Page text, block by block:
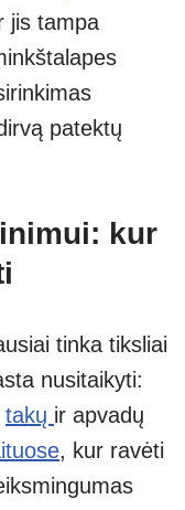
jis tampa
patektų
kur
tinka tiksliai
nusitaikyti:
takų ir apvadų
, kur ravėti